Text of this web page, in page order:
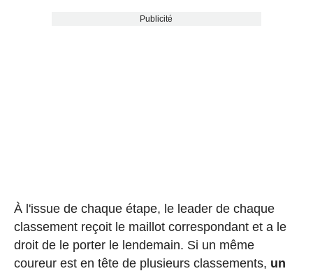
Publicité
À l'issue de chaque étape, le leader de chaque
classement reçoit le maillot correspondant et a le
droit de le porter le lendemain. Si un même
coureur est en tête de plusieurs classements, un